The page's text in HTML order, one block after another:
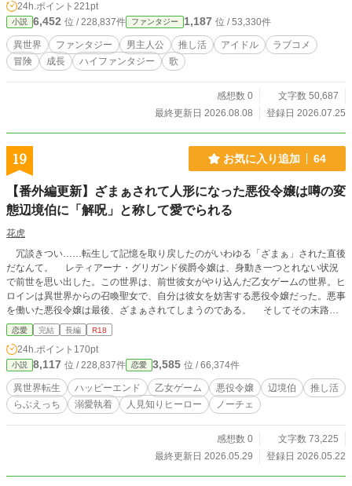
が、世界を託されたシオンでは解決出来なくなった、壊れ始
めた世界であっても。 期待など無用。 使命ですら無用。
推しを推すことに……理由を考えるファンなどいない。
壊れつつある世界を切り開くのは、ひとりのオタクの推し
活。 そしてその旅を続ける中、次第に崇拝していた“最
彼女は、あくまで“推し”。 距離が近づこうとも、それが恋
愛感情へ変わることなど──無いはずだった。 さらにそこ
知り、世界に推し活を叩きつける物語。 そして、分け隔て
ない愛しか知らなかった天才アイドルが、ひとりの男を知っ
――最強のライブである。
24h.ポイント 221pt
小説 6,452 位 / 228,837件 ファンタジー 1,187 位 / 53,330件
異世界 ファンタジー 男主人公 推し活 アイドル
ラブコメ
冒険
成長 ハイファンタジー 歌
感想数 0
文字数 50,687
最終更新日 2026.08.08
登録日 2026.07.25
19 お気に入り追加 64
【番外編更新】ざまぁされて人形になった悪役令嬢は噂の変
態辺境伯に「解呪」と称して愛でられる
花虎
冗談きつい……転生して記憶を取り戻したのがいわゆる「ざまぁ」された直後
だなんて。 レティアーナ・グリガンド侯爵令嬢は、身動き一つとれない状況
で前世を思い出した。この世界は、前世彼女がやり込んだ乙女ゲームの世界。ヒ
ロインは異世界からの召喚聖女で、自分は彼女を妨害する悪役令嬢だった。悪事
を働いた悪役令嬢は最後、ざまぁされてしまうのである。 そしてその末路は
全てのルートで同じ。魔法使いに人形に姿を変えられて売られてしまう。つま
り、意識はあっても身体が人形なので一切動かせないし言葉を発することも出来
ない。 こんな転生、何の意味があるのよ！？ しかも露店で雑多に他の人形に
埋もれている状況だ。このままどうなってしまうかわからないレティアーナが、
恐怖に慄いていると、突如誰かに掴まれて人形の山から引き上げられる。眼前に
迫ったのは麗しい美貌を持つ噂の変態辺境伯。 彼は……、社交界にも出ず、
人形ばかり集めて愛でているという美しいけれど変態だと噂の人！ 一体どう
8）×「解呪」を理由に溺愛する変態魔法使い辺境伯（26）のラブコメです。…
ラブコメかなぁ？ ※ムーンライトノベルズ掲載作品です。
恋愛 完結 長編 R18
24h.ポイント 170pt
小説 8,117 位 / 228,837件 恋愛 3,585 位 / 66,374件
異世界転生 ハッピーエンド 乙女ゲーム 悪役令嬢 辺境伯
推し活
らぶえっち
溺愛執着 人見知りヒーロー ノーチェ
感想数 0
文字数 73,225
最終更新日 2026.05.29
登録日 2026.05.22